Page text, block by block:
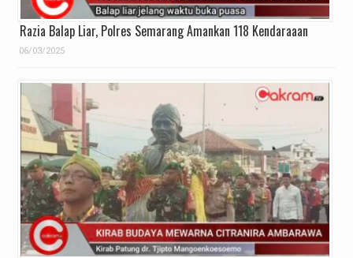
Razia Balap Liar, Polres Semarang Amankan 118 Kendaraaan
06/03/2025